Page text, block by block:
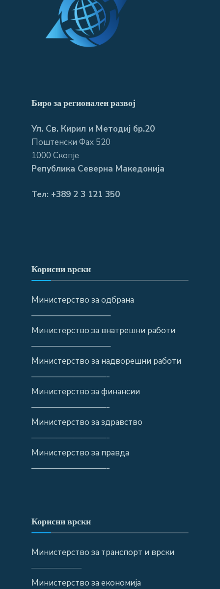
Биро за регионален развој
Ул. Св. Кирил и Методиј бр.20
Поштенски Фах 520
1000 Скопје
Република Северна Македонија
Тел: +389 2 3 121 350
Корисни врски
Министерство за одбрана
—————————–
Министерство за внатрешни работи
—————————–
Министерство за надворешни работи
—————————-
Министерство за финансии
—————————-
Министерство за здравство
—————————-
Министерство за правда
—————————-
Корисни врски
Министерство за транспорт и врски
——————
Министерство за економија